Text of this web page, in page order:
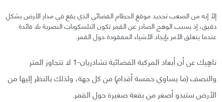
إلّا إنه من الصعب تحديد موقع الحطام الفضائي الذي يقع في مدار الأرض بشكل
دقيق، إذ بسبب الوهج الصادر عن القمر تكون التلسكوبات البصرية بلا فائدة
عندما يتعلق الأمر بإيجاد الأشياء المفقودة حول القمر.
ناهِيك عن أن أبعاد المركبة الفضائية تشادريان-1 لا تتجاوز المتر
والنصف (ما يساوي خمسة أقدام) من كل جهة، ولذلك بالنظر إليها من
الأرض ستبدو أصغر من بقعة صغيرة حول القمر.